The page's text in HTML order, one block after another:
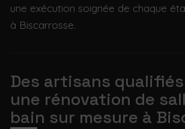
une exécution soignée de chaque
à Biscarrosse.
Des artisans
une rénovation de
bain sur mesure à